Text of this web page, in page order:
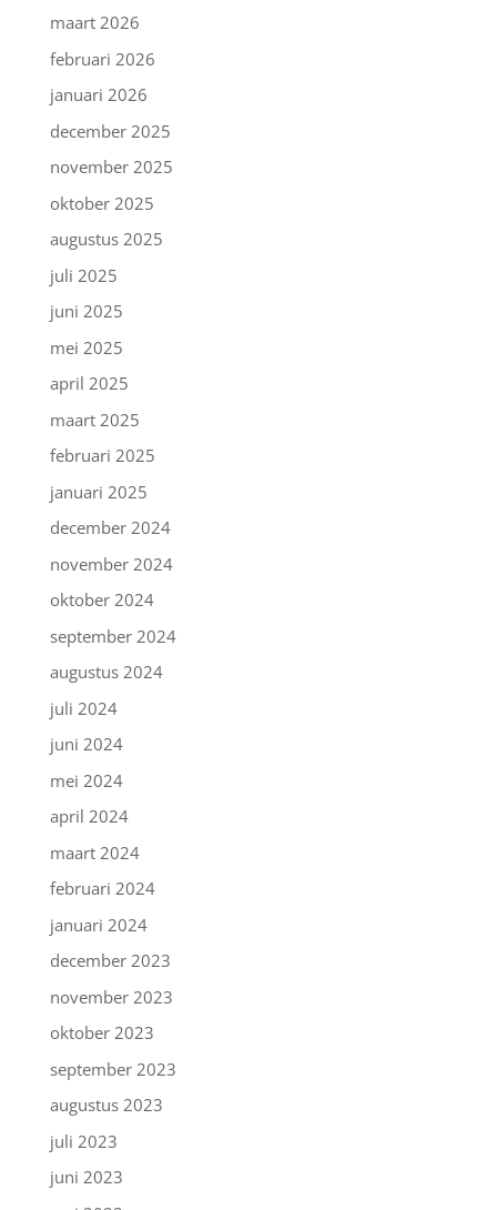
maart 2026
februari 2026
januari 2026
december 2025
november 2025
oktober 2025
augustus 2025
juli 2025
juni 2025
mei 2025
april 2025
maart 2025
februari 2025
januari 2025
december 2024
november 2024
oktober 2024
september 2024
augustus 2024
juli 2024
juni 2024
mei 2024
april 2024
maart 2024
februari 2024
januari 2024
december 2023
november 2023
oktober 2023
september 2023
augustus 2023
juli 2023
juni 2023